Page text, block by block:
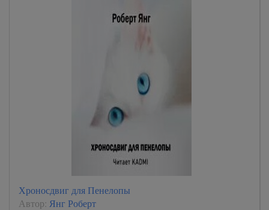
Хроносдвиг для Пенелопы
Автор: Янг Роберт